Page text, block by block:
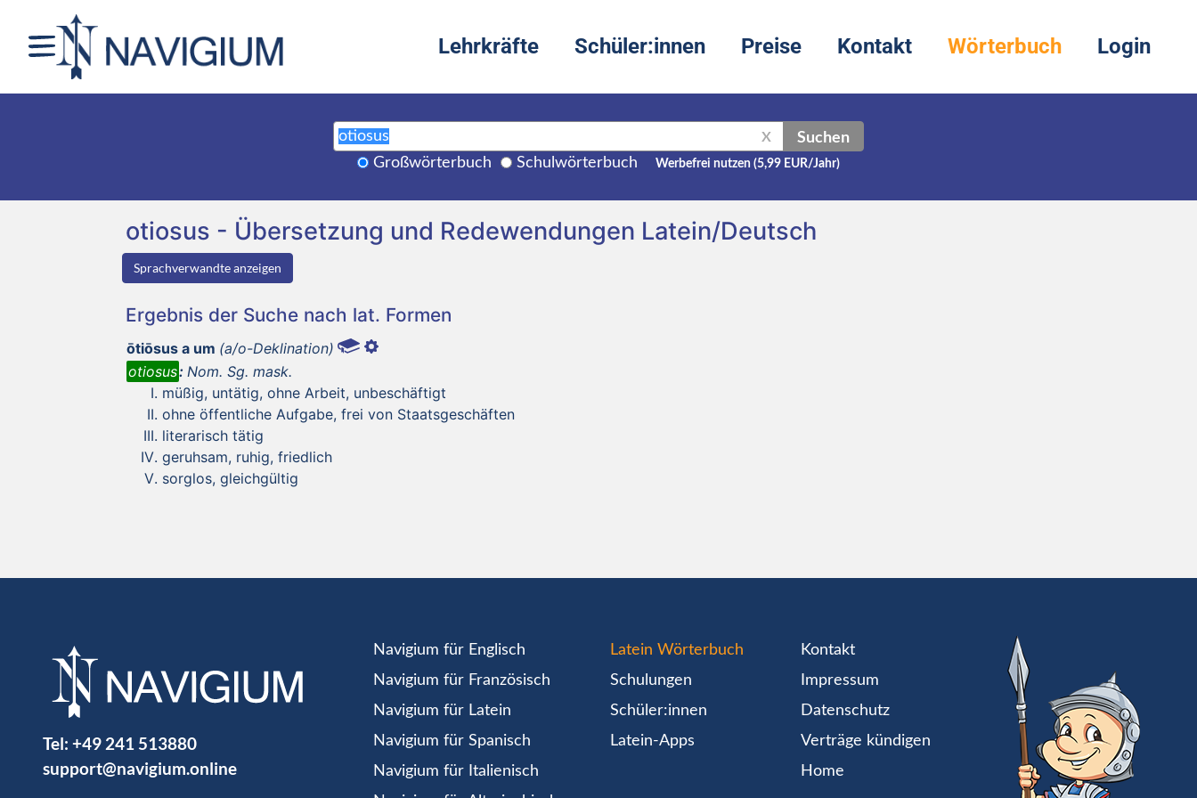
Lehrkräfte Schüler:innen Preise Kontakt Wörterbuch Login
X Suchen
Großwörterbuch Schulwörterbuch Werbefrei nutzen (5,99 EUR/Jahr)
otiosus - Übersetzung und Redewendungen Latein/Deutsch
Sprachverwandte anzeigen
Ergebnis der Suche nach lat. Formen
ōtiōsus a um (a/o-Deklination)
otiosus: Nom. Sg. mask.
müßig, untätig, ohne Arbeit, unbeschäftigt
ohne öffentliche Aufgabe, frei von Staatsgeschäften
literarisch tätig
geruhsam, ruhig, friedlich
sorglos, gleichgültig
Tel: +49 241 513880
support@navigium.online
Navigium für Englisch
Navigium für Französisch
Navigium für Latein
Navigium für Spanisch
Navigium für Italienisch
Latein Wörterbuch
Schulungen
Schüler:innen
Latein-Apps
Kontakt
Impressum
Datenschutz
Verträge kündigen
Home